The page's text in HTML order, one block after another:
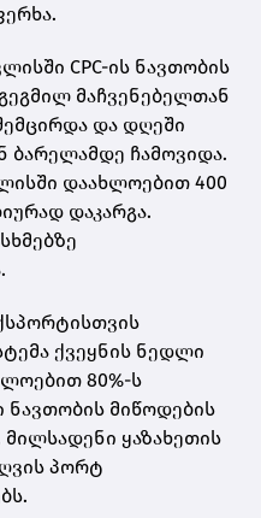
CPC-ის ნავთობის
მაჩვენებელთან
და დღეში
ბარელამდე ჩამოვიდა.
დაახლოებით 400
დაკარგა.
ქვეყნის ნედლი
80%-ს
მიწოდების
ყაზახეთის
პორტ